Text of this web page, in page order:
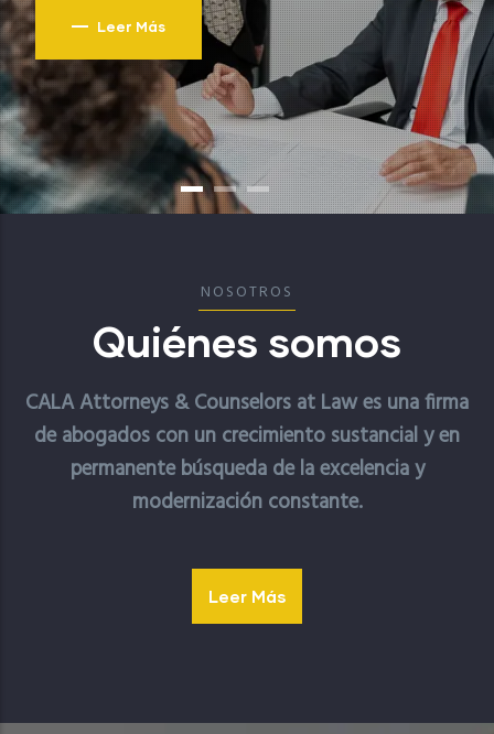
Leer Más
NOSOTROS
Quiénes somos
CALA Attorneys & Counselors at Law es una firma
de abogados con un crecimiento sustancial y en
permanente búsqueda de la excelencia y
modernización constante.
Leer Más